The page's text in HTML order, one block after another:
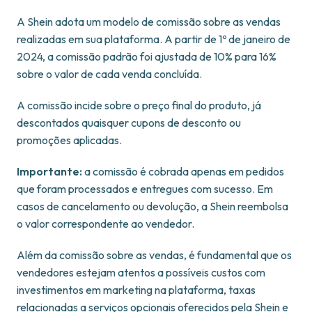
A Shein adota um modelo de comissão sobre as vendas
realizadas em sua plataforma. A partir de 1º de janeiro de
2024, a comissão padrão foi ajustada de 10% para 16%
sobre o valor de cada venda concluída.
A comissão incide sobre o preço final do produto, já
descontados quaisquer cupons de desconto ou
promoções aplicadas.
Importante: a comissão é cobrada apenas em pedidos
que foram processados e entregues com sucesso. Em
casos de cancelamento ou devolução, a Shein reembolsa
o valor correspondente ao vendedor.
Além da comissão sobre as vendas, é fundamental que os
vendedores estejam atentos a possíveis custos com
investimentos em marketing na plataforma, taxas
relacionadas a serviços opcionais oferecidos pela Shein e